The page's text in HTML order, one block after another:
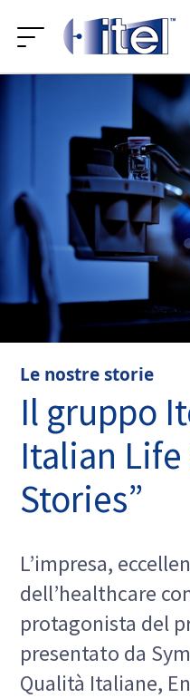
contenuto
Le nostre storie
Il gruppo
Italian Life
Stories”
L’impresa,
dell’healthcare
protagonista del
presentato da
Qualità Italiane,